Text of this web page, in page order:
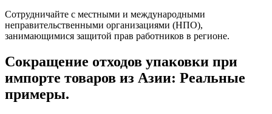
Сотрудничайте с местными и международными
неправительственными организациями (НПО),
занимающимися защитой прав работников в регионе.
Сокращение отходов упаковки при
импорте товаров из Азии: Реальные
примеры.